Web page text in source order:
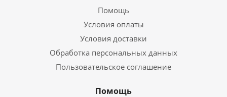
Помощь
Условия оплаты
Условия доставки
Обработка персональных данных
Пользовательское соглашение
Помощь